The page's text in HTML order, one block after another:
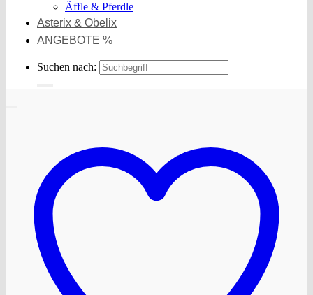
Äffle & Pferdle
Asterix & Obelix
ANGEBOTE %
Suchen nach: